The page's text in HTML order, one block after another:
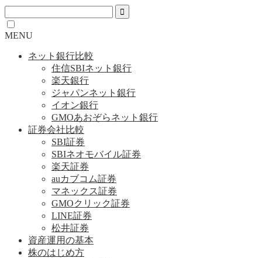
MENU
ネット銀行比較
住信SBIネット銀行
楽天銀行
ジャパンネット銀行
イオン銀行
GMOあおぞらネット銀行
証券会社比較
SBI証券
SBIネオモバイル証券
楽天証券
auカブコム証券
マネックス証券
GMOクリック証券
LINE証券
松井証券
資産運用の基本
株のはじめ方